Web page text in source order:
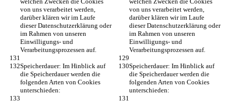
von uns verarbeitet werden,
darüber klären wir im Laufe
dieser Datenschutzerklärung oder
im Rahmen von unseren
Einwilligungs- und
Verarbeitungsprozessen auf.
von uns verarbeitet werden,
darüber klären wir im Laufe
dieser Datenschutzerklärung oder
im Rahmen von unseren
Einwilligungs- und
Verarbeitungsprozessen auf.
Speicherdauer: Im Hinblick auf
die Speicherdauer werden die
folgenden Arten von Cookies
unterschieden:
Speicherdauer: Im Hinblick auf
die Speicherdauer werden die
folgenden Arten von Cookies
unterschieden: